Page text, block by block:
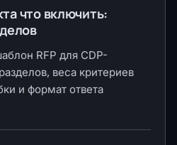
что включить:
RFP для CDP-
веса критериев
и формат ответа